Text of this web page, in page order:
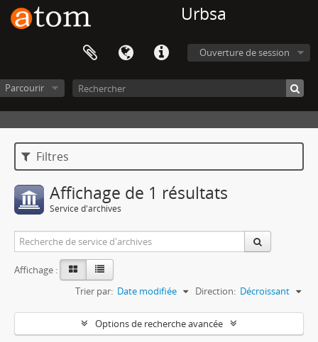
Urbsa
Ouverture de session
Parcourir
Filtres
Affichage de 1 résultats
Service d'archives
Affichage :
Trier par: Date modifiée Direction: Décroissant
Options de recherche avancée